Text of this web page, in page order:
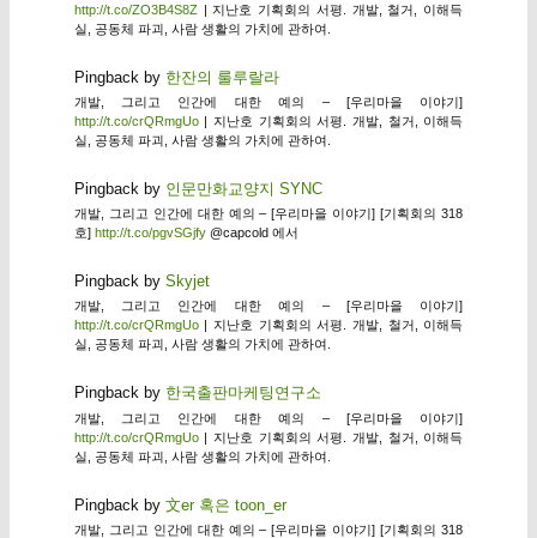
http://t.co/ZO3B4S8Z| 지난호 기획회의 서평. 개발, 철거, 이해득
실, 공동체 파괴, 사람 생활의 가치에 관하여.
Pingback by 한잔의 룰루랄라
개발, 그리고 인간에 대한 예의 – [우리마을 이야기]
http://t.co/crQRmgUo| 지난호 기획회의 서평. 개발, 철거, 이해득
실, 공동체 파괴, 사람 생활의 가치에 관하여.
Pingback by 인문만화교양지 SYNC
개발, 그리고 인간에 대한 예의 – [우리마을 이야기] [기획회의 318
호] http://t.co/pgvSGjfy@capcold 에서
Pingback by Skyjet
개발, 그리고 인간에 대한 예의 – [우리마을 이야기]
http://t.co/crQRmgUo| 지난호 기획회의 서평. 개발, 철거, 이해득
실, 공동체 파괴, 사람 생활의 가치에 관하여.
Pingback by 한국출판마케팅연구소
개발, 그리고 인간에 대한 예의 – [우리마을 이야기]
http://t.co/crQRmgUo| 지난호 기획회의 서평. 개발, 철거, 이해득
실, 공동체 파괴, 사람 생활의 가치에 관하여.
Pingback by 文er 혹은 toon_er
개발, 그리고 인간에 대한 예의 – [우리마을 이야기] [기획회의 318